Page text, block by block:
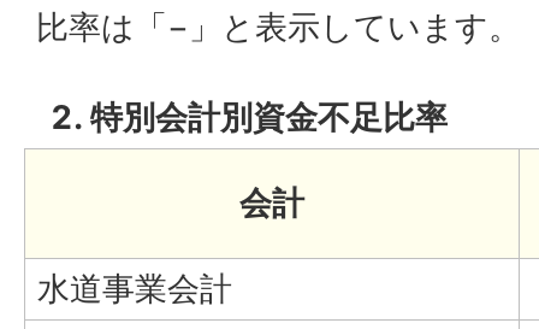
比率は「−」と表示しています。
特別会計別資金不足比率
会計
水道事業会計